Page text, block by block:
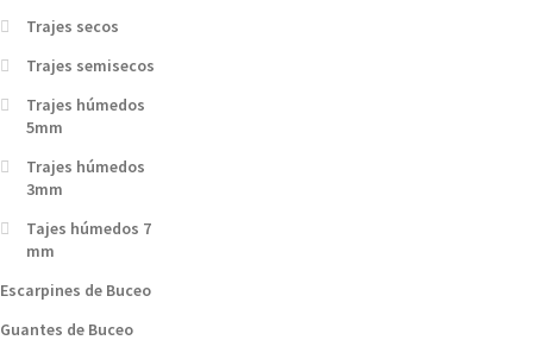
Trajes secos
Trajes semisecos
Trajes húmedos
5mm
Trajes húmedos
3mm
Tajes húmedos 7
mm
Escarpines de Buceo
Guantes de Buceo